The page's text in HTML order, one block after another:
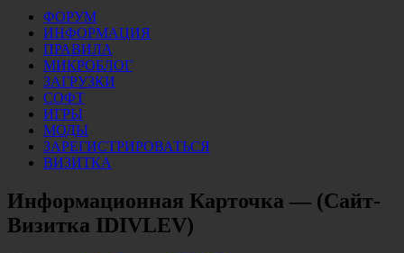
ФОРУМ
ИНФОРМАЦИЯ
ПРАВИЛА
МИКРОБЛОГ
ЗАГРУЗКИ
СОФТ
ИГРЫ
МОДЫ
ЗАРЕГИСТРИРОВАТЬСЯ
ВИЗИТКА
Информационная Карточка — (Сайт-
Визитка IDIVLEV)